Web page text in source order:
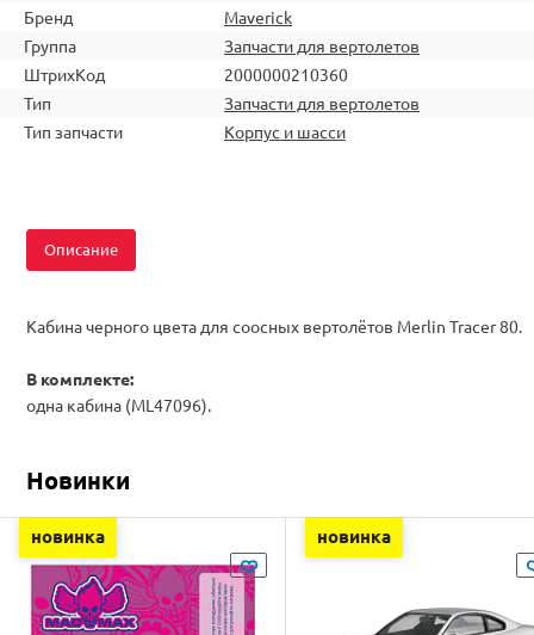
Бренд
Maverick
Группа
Запчасти для вертолетов
ШтрихКод
2000000210360
Тип
Запчасти для вертолетов
Тип запчасти
Корпус и шасси
Описание
Кабина черного цвета для соосных вертолётов Merlin Tracer 80.
В комплекте:
одна кабина (ML47096).
Новинки
новинка новинка